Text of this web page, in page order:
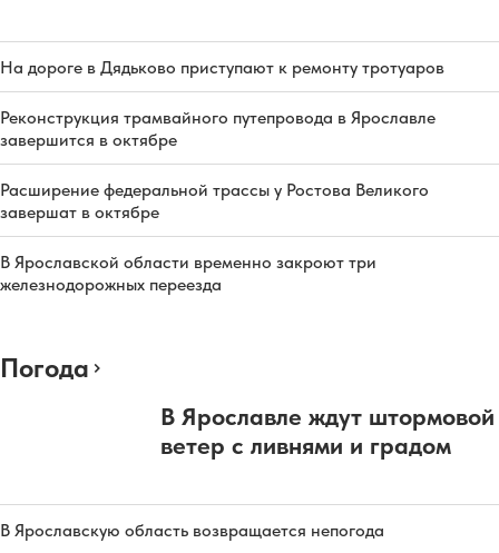
На дороге в Дядьково приступают к ремонту тротуаров
Реконструкция трамвайного путепровода в Ярославле
завершится в октябре
Расширение федеральной трассы у Ростова Великого
завершат в октябре
В Ярославской области временно закроют три
железнодорожных переезда
Погода
В Ярославле ждут штормовой
ветер с ливнями и градом
В Ярославскую область возвращается непогода